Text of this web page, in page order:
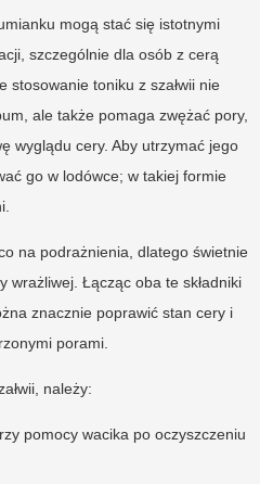
mogą stać się istotnymi
szczególnie dla osób z cerą
stosowanie toniku z szałwii nie
ale także pomaga zwężać pory,
wyglądu cery. Aby utrzymać jego
go w lodówce; w takiej formie
na podrażnienia, dlatego świetnie
wrażliwej. Łącząc oba te składniki
znacznie poprawić stan cery i
porami.
należy:
pomocy wacika po oczyszczeniu